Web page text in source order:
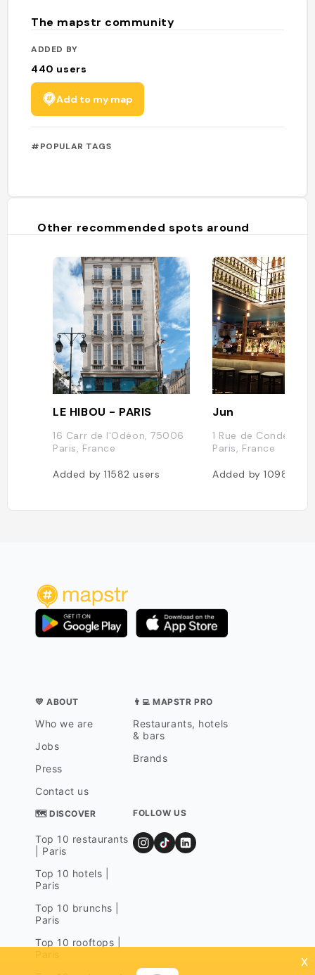
The mapstr community
ADDED BY
440 users
Add to my map
#POPULAR TAGS
Other recommended spots around
LE HIBOU - PARIS
16 Carr de l'Odéon, 75006
Paris, France
Added by11582users
Jun
1 Rue de Condé,
Paris, France
Added by10983
💛 ABOUT
Who we are
Jobs
Press
Contact us
👨‍💻 MAPSTR PRO
Restaurants, hotels
& bars
Brands
🗺 DISCOVER
Top 10 restaurants
| Paris
Top 10 hotels |
Paris
Top 10 brunchs |
Paris
Top 10 rooftops |
FOLLOW US
x